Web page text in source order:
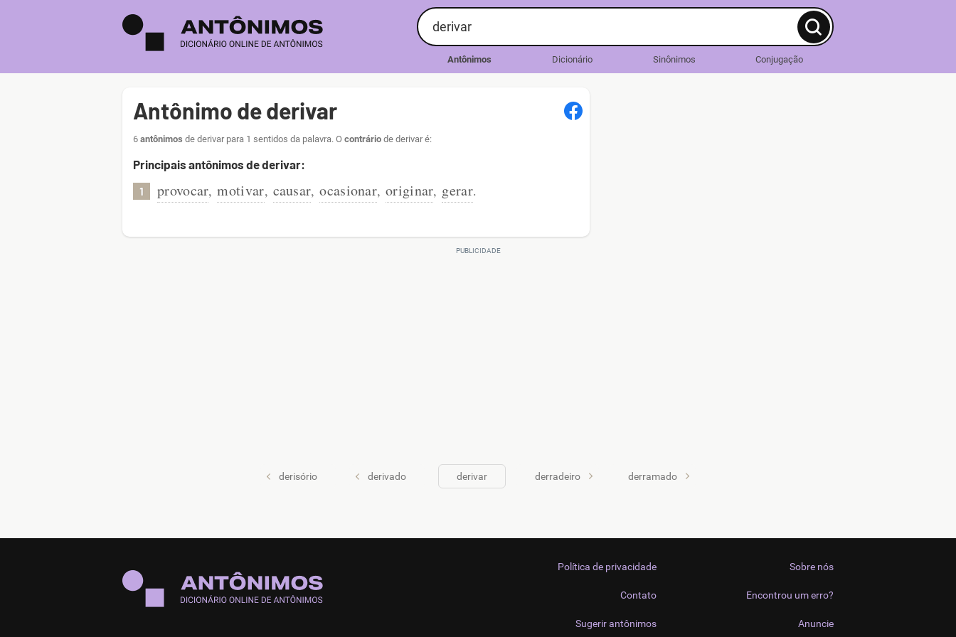
Antônimos Dicionário Sinônimos Conjugação
Antônimo de derivar
6 antônimos de derivar para 1 sentidos da palavra. O contrário de derivar é:
Principais antônimos de derivar:
1 provocar, motivar, causar, ocasionar, originar, gerar.
derisório derivado derivar derradeiro derramado
Sobre nós
Encontrou um erro?
Anuncie
Política de privacidade
Contato
Sugerir antônimos